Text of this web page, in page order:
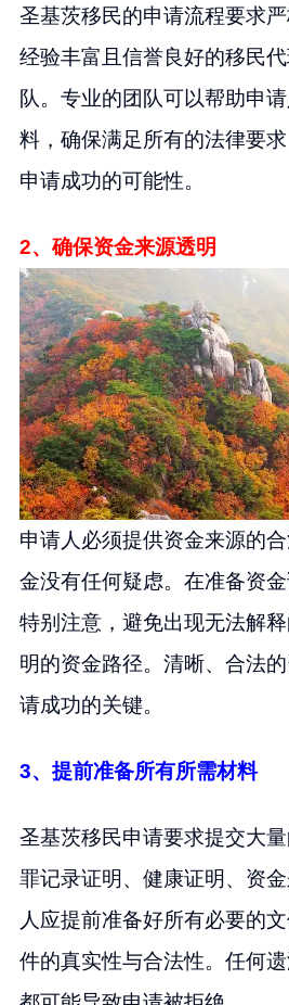
圣基茨移民的申请流程要求
经验丰富且信誉良好的移民
队。专业的团队可以帮助申
料，确保满足所有的法律要
申请成功的可能性。
2、确保资金来源透明
申请人必须提供资金来源的
金没有任何疑虑。在准备资
特别注意，避免出现无法解
明的资金路径。清晰、合法
请成功的关键。
3、提前准备所有所需材料
圣基茨移民申请要求提交大
罪记录证明、健康证明、资
人应提前准备好所有必要的
件的真实性与合法性。任何